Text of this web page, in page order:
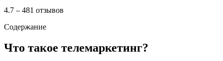
4.7 – 481 отзывов
Содержание
Что такое телемаркетинг?